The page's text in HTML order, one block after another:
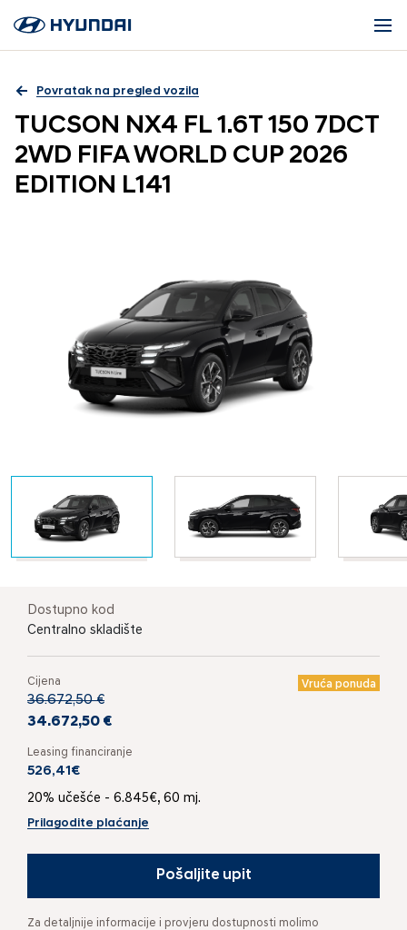
Povratak na pregled vozila
TUCSON NX4 FL 1.6T 150 7DCT
2WD FIFA WORLD CUP 2026
EDITION L141
Dostupno kod
Centralno skladište
Cijena Vruća ponuda
36.672,50 €
34.672,50 €
Leasing financiranje
526,41€
20% učešće - 6.845€, 60 mj.
Prilagodite plaćanje
Pošaljite upit
Za detaljnije informacije i provjeru dostupnosti molimo